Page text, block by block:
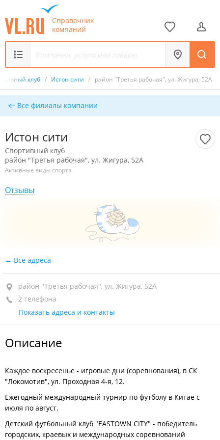
Справочник
компаний
клуб / Истон сити / район "Третья рабочая", ул. Жигура, 52А
Все филиалы компании
Истон сити
Спортивный клуб
район "Третья рабочая", ул. Жигура, 52А
Активные виды спорта
Отзывы
Все адреса
район "Третья рабочая", ул. Жигура, 52А
2 телефона
Показать адреса и контакты
Описание
Каждое воскресенье - игровые дни (соревнования), в СК
"Локомотив", ул. Проходная 4-я, 12.
Ежегодный международный турнир по футболу в Китае с
июля по август.
Детский футбольный клуб "EASTOWN CITY" - победитель
городских, краевых и международных соревнований